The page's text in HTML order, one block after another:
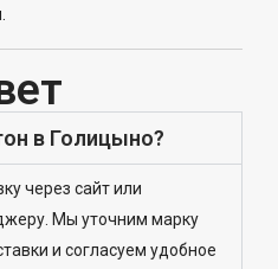
в Голицыно?
через сайт или
Мы уточним марку
и согласуем удобное